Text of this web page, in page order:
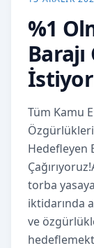
%1
Tüm Kamu
Hedefleyen
torba
iktidarında
ve